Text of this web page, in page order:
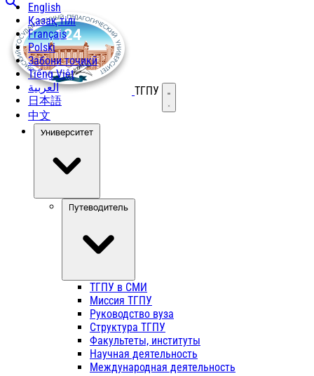
English
Қазақ тілі
Français
Polski
Забони тоҷикӣ
Tiếng Việt
العربية
日本語
中文
ТГПУ Открыть меню
Университет
Путеводитель
ТГПУ в СМИ
Миссия ТГПУ
Руководство вуза
Структура ТГПУ
Факультеты, институты
Научная деятельность
Международная деятельность